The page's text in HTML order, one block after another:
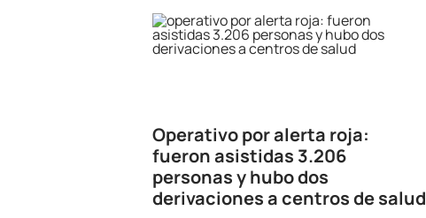
Operativo por alerta roja:
fueron asistidas 3.206
personas y hubo dos
derivaciones a centros de salud